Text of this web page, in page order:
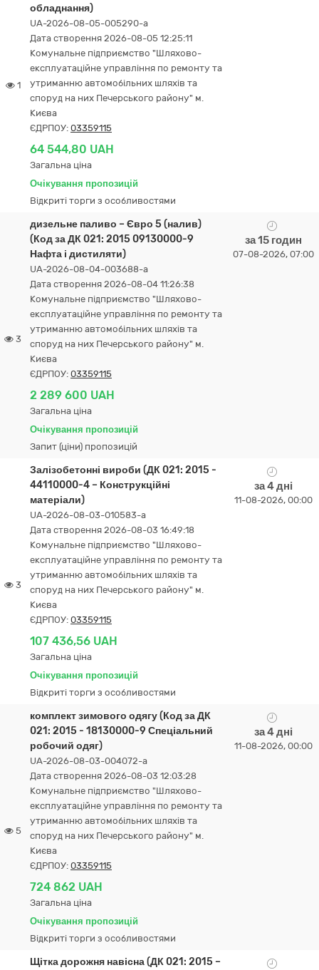
1
обладнання)
UA-2026-08-05-005290-a
Дата створення 2026-08-05 12:25:11
Комунальне підприємство "Шляхово-
експлуатаційне управління по ремонту та
утриманню автомобільних шляхів та
споруд на них Печерського району" м.
Києва
ЄДРПОУ: 03359115
64 544,80 UAH
Загальна ціна
Очікування пропозицій
Відкриті торги з особливостями
3
дизельне паливо – Євро 5 (налив)
(Код за ДК 021: 2015 09130000-9
Нафта і дистиляти)
UA-2026-08-04-003688-a
Дата створення 2026-08-04 11:26:38
Комунальне підприємство "Шляхово-
експлуатаційне управління по ремонту та
утриманню автомобільних шляхів та
споруд на них Печерського району" м.
Києва
ЄДРПОУ: 03359115
2 289 600 UAH
Загальна ціна
Очікування пропозицій
Запит (ціни) пропозицій
за 15 годин
07-08-2026, 07:00
3
Залізобетонні вироби (ДК 021: 2015 -
44110000-4 – Конструкційні
матеріали)
UA-2026-08-03-010583-a
Дата створення 2026-08-03 16:49:18
Комунальне підприємство "Шляхово-
експлуатаційне управління по ремонту та
утриманню автомобільних шляхів та
споруд на них Печерського району" м.
Києва
ЄДРПОУ: 03359115
107 436,56 UAH
Загальна ціна
Очікування пропозицій
Відкриті торги з особливостями
за 4 дні
11-08-2026, 00:00
5
комплект зимового одягу (Код за ДК
021: 2015 - 18130000-9 Спеціальний
робочий одяг)
UA-2026-08-03-004072-a
Дата створення 2026-08-03 12:03:28
Комунальне підприємство "Шляхово-
експлуатаційне управління по ремонту та
утриманню автомобільних шляхів та
споруд на них Печерського району" м.
Києва
ЄДРПОУ: 03359115
724 862 UAH
Загальна ціна
Очікування пропозицій
Відкриті торги з особливостями
за 4 дні
11-08-2026, 00:00
Щітка дорожня навісна (ДК 021: 2015 –